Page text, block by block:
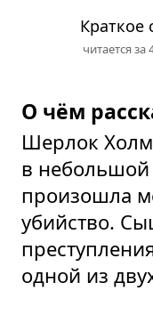
Краткое
читается за
О чём
Шерлок
в небольшой
произошла
убийство.
одной из